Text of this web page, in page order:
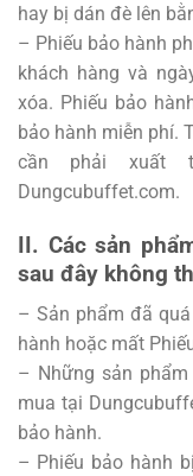
hay bị dán đè lên
– Phiếu bảo hành
khách hàng và
xóa. Phiếu bảo
bảo hành miễn phí.
cần phải xuất
Dungcubuffet.com.
II. Các sản
sau đây không
– Sản phẩm đã
hành hoặc mất
– Những sản
mua tại
bảo hành.
– Phiếu bảo hành